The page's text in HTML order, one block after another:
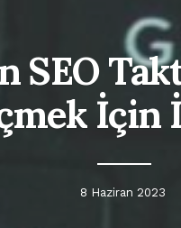
SEO
İçin
8 Haziran 2023